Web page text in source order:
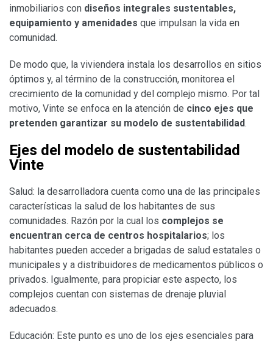
inmobiliarios con diseños integrales sustentables,
equipamiento y amenidades que impulsan la vida en
comunidad.
De modo que, la viviendera instala los desarrollos en sitios
óptimos y, al término de la construcción, monitorea el
crecimiento de la comunidad y del complejo mismo. Por tal
motivo, Vinte se enfoca en la atención de cinco ejes que
pretenden garantizar su modelo de sustentabilidad.
Ejes del modelo de sustentabilidad
Vinte
Salud: la desarrolladora cuenta como una de las principales
características la salud de los habitantes de sus
comunidades. Razón por la cual los complejos se
encuentran cerca de centros hospitalarios; los
habitantes pueden acceder a brigadas de salud estatales o
municipales y a distribuidores de medicamentos públicos o
privados. Igualmente, para propiciar este aspecto, los
complejos cuentan con sistemas de drenaje pluvial
adecuados.
Educación: Este punto es uno de los ejes esenciales para